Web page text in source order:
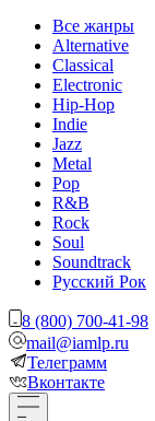
Все жанры
Alternative
Classical
Electronic
Hip-Hop
Indie
Jazz
Metal
Pop
R&B
Rock
Soul
Soundtrack
Русский Рок
8 (800) 700-41-98
mail@iamlp.ru
Телеграмм
Вконтакте